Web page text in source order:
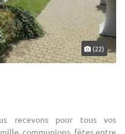
(22)
recevons pour tous vos
communions, fêtes entre